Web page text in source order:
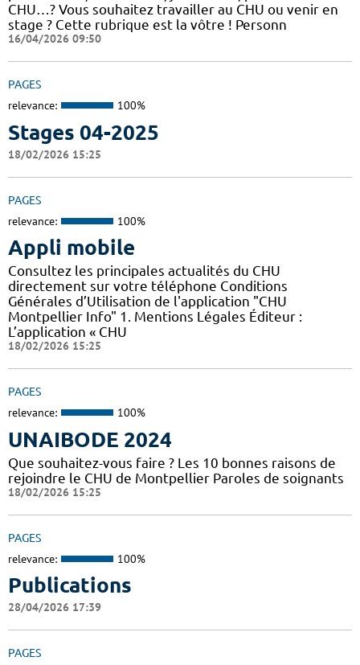
CHU…? Vous souhaitez travailler au CHU ou venir en
stage ? Cette rubrique est la vôtre ! Personn
16/04/2026 09:50
PAGES
relevance: 100%
Stages 04-2025
18/02/2026 15:25
PAGES
relevance: 100%
Appli mobile
Consultez les principales actualités du CHU
directement sur votre téléphone Conditions
Générales d’Utilisation de l'application "CHU
Montpellier Info" 1. Mentions Légales Éditeur :
L’application « CHU
18/02/2026 15:25
PAGES
relevance: 100%
UNAIBODE 2024
Que souhaitez-vous faire ? Les 10 bonnes raisons de
rejoindre le CHU de Montpellier Paroles de soignants
18/02/2026 15:25
PAGES
relevance: 100%
Publications
28/04/2026 17:39
PAGES